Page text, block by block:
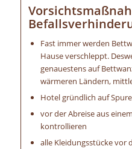
Fast immer werden
Hause verschleppt.
genauestens auf
wärmeren Ländern,
Hotel gründlich auf
vor der Abreise aus
kontrollieren
alle Kleidungsstücke vor